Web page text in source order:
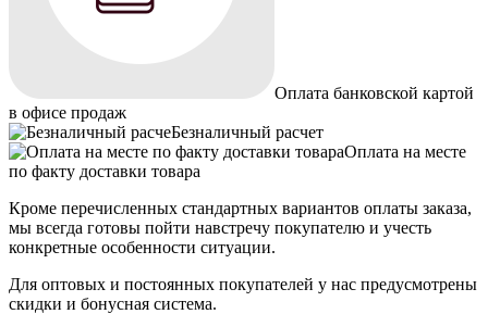
Оплата банковской картой
в офисе продаж
Безналичный расчет
Оплата на месте
по факту доставки товара
Кроме перечисленных стандартных вариантов оплаты заказа,
мы всегда готовы пойти навстречу покупателю и учесть
конкретные особенности ситуации.
Для оптовых и постоянных покупателей у нас предусмотрены
скидки и бонусная система.